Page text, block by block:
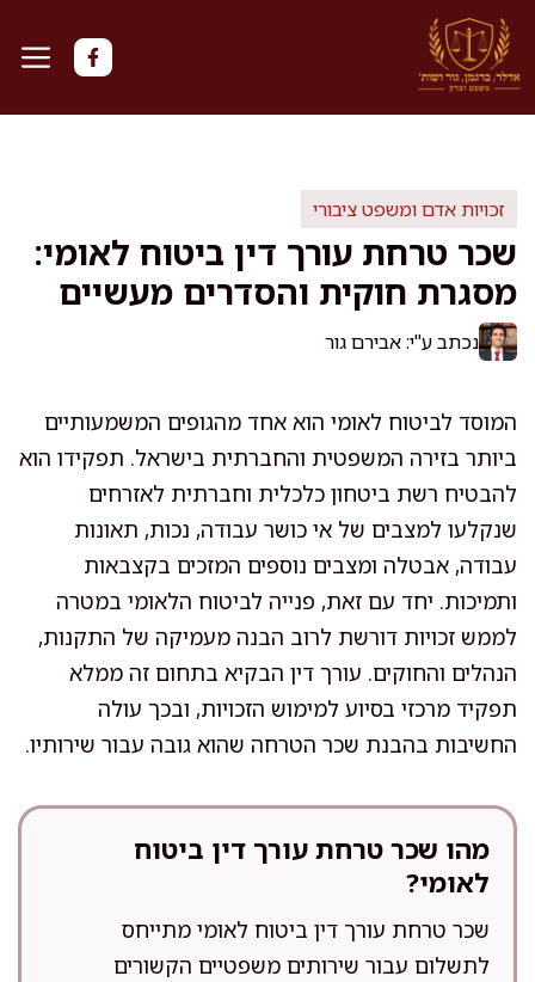
לדלג
לתוכן
זכויות אדם ומשפט ציבורי
שכר טרחת עורך דין ביטוח לאומי:
מסגרת חוקית והסדרים מעשיים
נכתב ע"י: אבירם גור
המוסד לביטוח לאומי הוא אחד מהגופים המשמעותיים
ביותר בזירה המשפטית והחברתית בישראל. תפקידו הוא
להבטיח רשת ביטחון כלכלית וחברתית לאזרחים
שנקלעו למצבים של אי כושר עבודה, נכות, תאונות
עבודה, אבטלה ומצבים נוספים המזכים בקצבאות
ותמיכות. יחד עם זאת, פנייה לביטוח הלאומי במטרה
לממש זכויות דורשת לרוב הבנה מעמיקה של התקנות,
הנהלים והחוקים. עורך דין הבקיא בתחום זה ממלא
תפקיד מרכזי בסיוע למימוש הזכויות, ובכך עולה
החשיבות בהבנת שכר הטרחה שהוא גובה עבור שירותיו.
מהו שכר טרחת עורך דין ביטוח
לאומי?
שכר טרחת עורך דין ביטוח לאומי מתייחס
לתשלום עבור שירותים משפטיים הקשורים